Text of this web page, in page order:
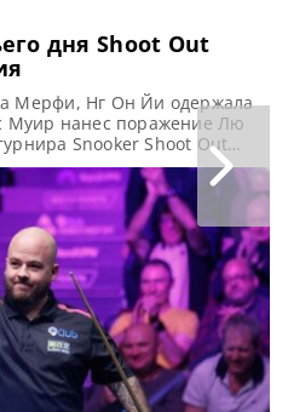
дня Shoot Out
Мерфи, Нг Он Йи одержала
Муир нанес поражение Лю
Snooker Shoot Out
Вслед за триумфом над
свое успешное
одержала впечатляющую
и